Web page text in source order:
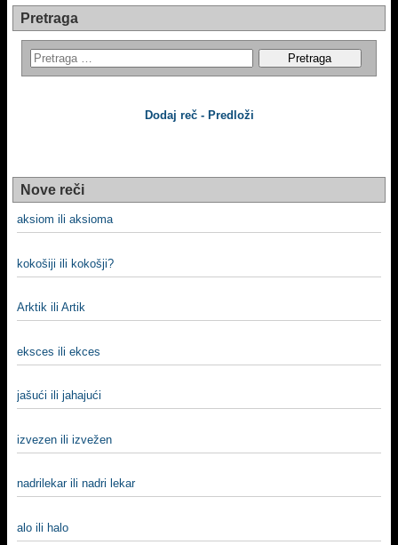
Pretraga
Dodaj reč - Predloži
Nove reči
aksiom ili aksioma
kokošiji ili kokošji?
Arktik ili Artik
eksces ili ekces
jašući ili jahajući
izvezen ili izvežen
nadrilekar ili nadri lekar
alo ili halo